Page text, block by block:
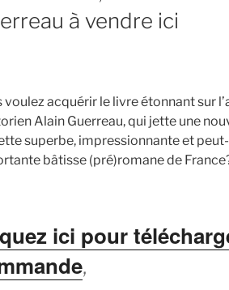
à vendre ici
voulez acquérir le livre étonnant sur
Alain Guerreau, qui jette une
superbe, impressionnante et
bâtisse (pré)romane de
ici pour
,